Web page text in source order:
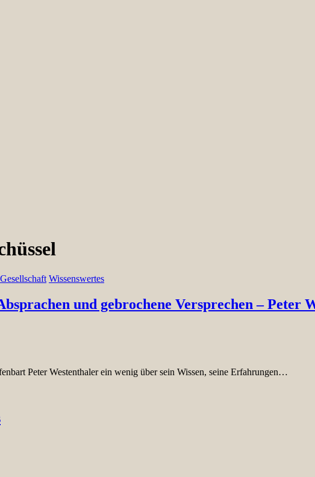
Wissenswertes
und gebrochene Versprechen –
Peter Westenthaler ein wenig über sein Wissen, seine Erfahrungen…